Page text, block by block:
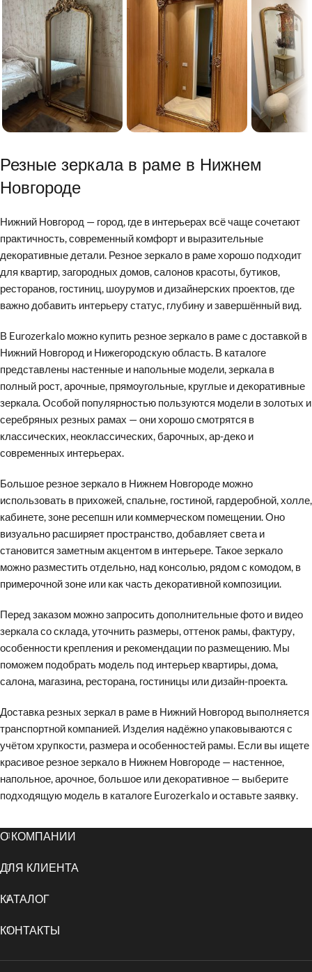
Резные зеркала в раме в Нижнем
Новгороде
Нижний Новгород — город, где в интерьерах всё чаще сочетают
практичность, современный комфорт и выразительные
декоративные детали. Резное зеркало в раме хорошо подходит
для квартир, загородных домов, салонов красоты, бутиков,
ресторанов, гостиниц, шоурумов и дизайнерских проектов, где
важно добавить интерьеру статус, глубину и завершённый вид.
В Eurozerkalo можно купить резное зеркало в раме с доставкой в
Нижний Новгород и Нижегородскую область. В каталоге
представлены настенные и напольные модели, зеркала в
полный рост, арочные, прямоугольные, круглые и декоративные
зеркала. Особой популярностью пользуются модели в золотых и
серебряных резных рамах — они хорошо смотрятся в
классических, неоклассических, барочных, ар-деко и
современных интерьерах.
Большое резное зеркало в Нижнем Новгороде можно
использовать в прихожей, спальне, гостиной, гардеробной, холле,
кабинете, зоне ресепшн или коммерческом помещении. Оно
визуально расширяет пространство, добавляет света и
становится заметным акцентом в интерьере. Такое зеркало
можно разместить отдельно, над консолью, рядом с комодом, в
примерочной зоне или как часть декоративной композиции.
Перед заказом можно запросить дополнительные фото и видео
зеркала со склада, уточнить размеры, оттенок рамы, фактуру,
особенности крепления и рекомендации по размещению. Мы
поможем подобрать модель под интерьер квартиры, дома,
салона, магазина, ресторана, гостиницы или дизайн-проекта.
Доставка резных зеркал в раме в Нижний Новгород выполняется
транспортной компанией. Изделия надёжно упаковываются с
учётом хрупкости, размера и особенностей рамы. Если вы ищете
красивое резное зеркало в Нижнем Новгороде — настенное,
напольное, арочное, большое или декоративное — выберите
подходящую модель в каталоге Eurozerkalo и оставьте заявку.
О КОМПАНИИ
ДЛЯ КЛИЕНТА
КАТАЛОГ
КОНТАКТЫ